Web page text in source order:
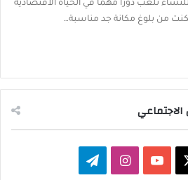
تلعب دورا مهما في الحياة الاقتصادية
من بلوغ مكانة جد مناسبة…
‫YouTubeانستقرامتيلقرام